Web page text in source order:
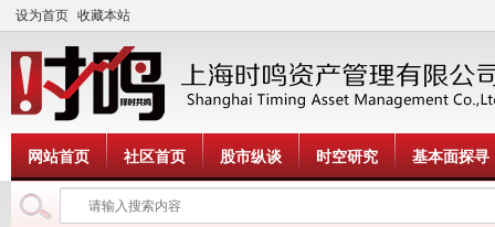
设为首页 收藏本站
网站首页 社区首页 股市纵谈 时空研究 基本面探寻